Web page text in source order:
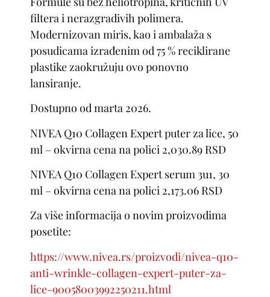
filtera i nerazgradivih polimera.
Modernizovan miris, kao i ambalaža s
posudicama izrađenim od 75 % reciklirane
plastike zaokružuju ovo ponovno
lansiranje.
Dostupno od marta 2026.
NIVEA Q10 Collagen Expert puter za lice, 50
ml – okvirna cena na polici 2,030.89 RSD
NIVEA Q10 Collagen Expert serum 3u1, 30
ml – okvirna cena na polici 2,173.06 RSD
Za više informacija o novim proizvodima
posetite:
https://www.nivea.rs/proizvodi/nivea-q10-
anti-wrinkle-collagen-expert-puter-za-
lice-90058003992250211.html